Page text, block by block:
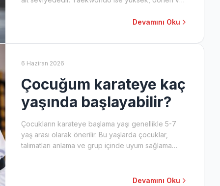
çok denge bozma amaçlıdır. Karate'de kata,
Devamını Oku
6 Haziran 2026
Çocuğum karateye kaç
yaşında başlayabilir?
Çocukların karateye başlama yaşı genellikle 5-7
yaş arası olarak önerilir. Bu yaşlarda çocuklar,
talimatları anlama ve grup içinde uyum sağlama
Devamını Oku